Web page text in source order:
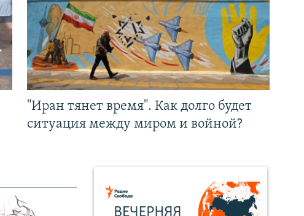
"Иран тянет время". Как долго будет
ситуация между миром и войной?